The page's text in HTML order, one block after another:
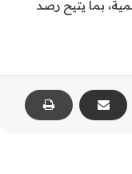
بما يتيح رصد